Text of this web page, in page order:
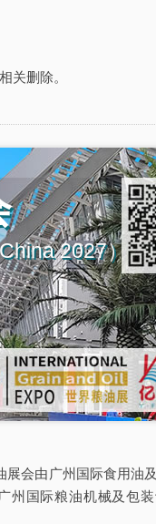
关删除。
2027）
展会由广州国际食用油
州国际粮油机械及包